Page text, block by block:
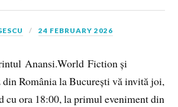
24 FEBRUARY 2026
Anansi.World Fiction și
România la București vă invită joi,
cu ora 18:00, la primul eveniment din